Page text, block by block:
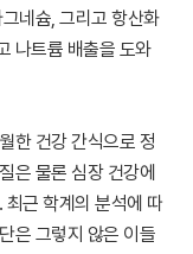
네슘, 그리고 항산화
나트륨 배출을 도와
한 건강 간식으로 정
은 물론 심장 건강에
근 학계의 분석에 따
은 그렇지 않은 이들